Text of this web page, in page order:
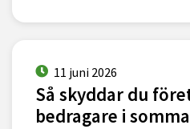
11 juni 2026
Så skyddar du
bedragare i